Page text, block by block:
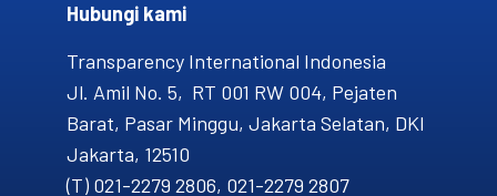
Hubungi kami​
Transparency International Indonesia
Jl. Amil No. 5, RT 001 RW 004, Pejaten
Barat, Pasar Minggu, Jakarta Selatan, DKI
Jakarta, 12510
(T) 021-2279 2806, 021-2279 2807